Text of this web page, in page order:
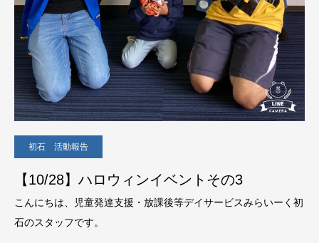
初石 活動報告
【10/28】ハロウィンイベントその3
こんにちは、児童発達支援・放課後等デイサービスみらいーく初
石のスタッフです。